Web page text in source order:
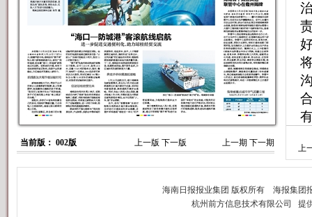
当前版： 002版 上一版 下一版 上一期 下一期
上